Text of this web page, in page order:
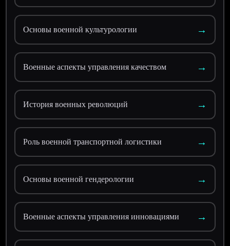
Основы военной культурологии →
Военные аспекты управления качеством →
История военных революций →
Роль военной транспортной логистики →
Основы военной гендерологии →
Военные аспекты управления инновациями →